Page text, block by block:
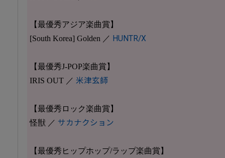
【最優秀アジア楽曲賞】
[South Korea] Golden ／ HUNTR/X
【最優秀J-POP楽曲賞】
IRIS OUT ／ 米津玄師
【最優秀ロック楽曲賞】
怪獣 ／ サカナクション
【最優秀ヒップホップ/ラップ楽曲賞】